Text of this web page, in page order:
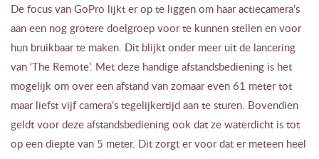
De focus van GoPro lijkt er op te liggen om haar actiecamera’s
aan een nog grotere doelgroep voor te kunnen stellen en voor
hun bruikbaar te maken. Dit blijkt onder meer uit de lancering
van ‘The Remote’. Met deze handige afstandsbediening is het
mogelijk om over een afstand van zomaar even 61 meter tot
maar liefst vijf camera’s tegelijkertijd aan te sturen. Bovendien
geldt voor deze afstandsbediening ook dat ze waterdicht is tot
op een diepte van 5 meter. Dit zorgt er voor dat er meteen heel